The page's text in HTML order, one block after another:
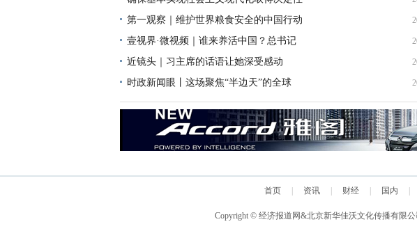
第一观察｜维护世界粮食安全的中国行动
壹视界·微视频｜谁来养活中国？总书记
近镜头｜习主席的话语让她深受感动
时政新闻眼丨这场聚焦“半边天”的全球
首页 资讯 财经 国内
Copyright © 经济报道网&北京新华佳沃文化传播有限公司